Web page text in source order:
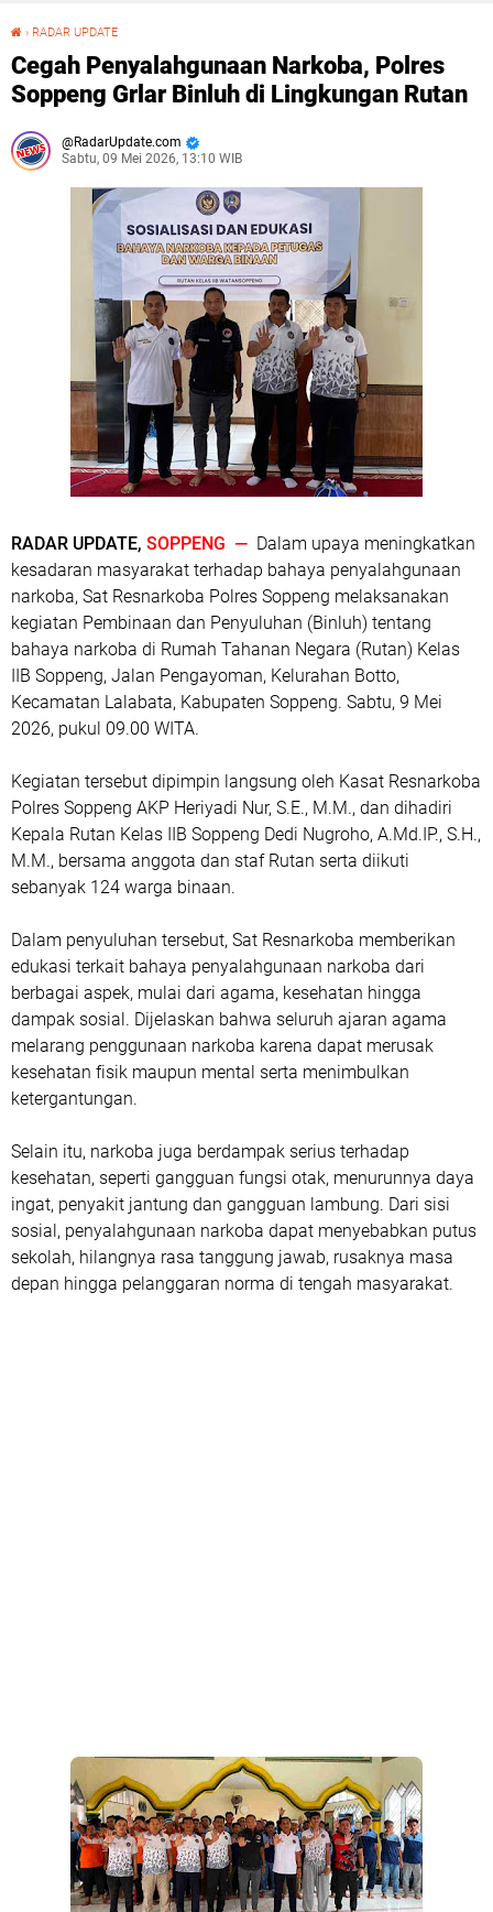
› RADAR UPDATE
Cegah Penyalahgunaan Narkoba, Polres
Soppeng Grlar Binluh di Lingkungan Rutan
RadarUpdate.com
Sabtu, 09 Mei 2026, 13:10 WIB
RADAR UPDATE, SOPPENG — Dalam upaya meningkatkan
kesadaran masyarakat terhadap bahaya penyalahgunaan
narkoba, Sat Resnarkoba Polres Soppeng melaksanakan
kegiatan Pembinaan dan Penyuluhan (Binluh) tentang
bahaya narkoba di Rumah Tahanan Negara (Rutan) Kelas
IIB Soppeng, Jalan Pengayoman, Kelurahan Botto,
Kecamatan Lalabata, Kabupaten Soppeng. Sabtu, 9 Mei
2026, pukul 09.00 WITA.
Kegiatan tersebut dipimpin langsung oleh Kasat Resnarkoba
Polres Soppeng AKP Heriyadi Nur, S.E., M.M., dan dihadiri
Kepala Rutan Kelas IIB Soppeng Dedi Nugroho, A.Md.IP., S.H.,
M.M., bersama anggota dan staf Rutan serta diikuti
sebanyak 124 warga binaan.
Dalam penyuluhan tersebut, Sat Resnarkoba memberikan
edukasi terkait bahaya penyalahgunaan narkoba dari
berbagai aspek, mulai dari agama, kesehatan hingga
dampak sosial. Dijelaskan bahwa seluruh ajaran agama
melarang penggunaan narkoba karena dapat merusak
kesehatan fisik maupun mental serta menimbulkan
ketergantungan.
Selain itu, narkoba juga berdampak serius terhadap
kesehatan, seperti gangguan fungsi otak, menurunnya daya
ingat, penyakit jantung dan gangguan lambung. Dari sisi
sosial, penyalahgunaan narkoba dapat menyebabkan putus
sekolah, hilangnya rasa tanggung jawab, rusaknya masa
depan hingga pelanggaran norma di tengah masyarakat.